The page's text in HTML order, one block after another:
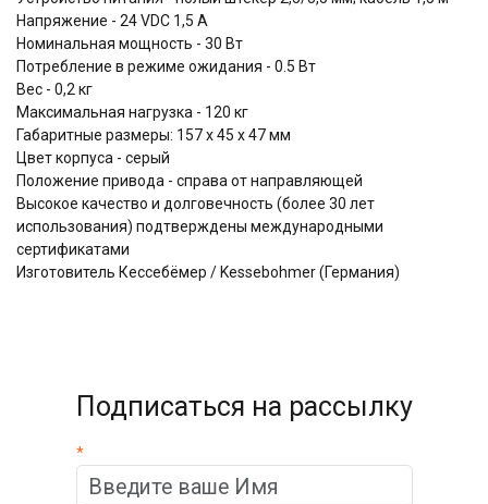
Напряжение - 24 VDC 1,5 A
Номинальная мощность - 30 Вт
Потребление в режиме ожидания - 0.5 Вт
Вес - 0,2 кг
Максимальная нагрузка - 120 кг
Габаритные размеры: 157 х 45 х 47 мм
Цвет корпуса - серый
Положение привода - справа от направляющей
Высокое качество и долговечность (более 30 лет
использования) подтверждены международными
сертификатами
Изготовитель Кессебёмер / Kessebohmer (Германия)
Подписаться на рассылку
*